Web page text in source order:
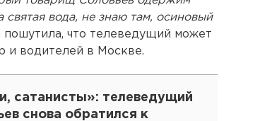
вода, не знаю там, осиновый
пошутила, что телеведущий может
и водителей в Москве.
сатанисты»: телеведущий
снова обратился к